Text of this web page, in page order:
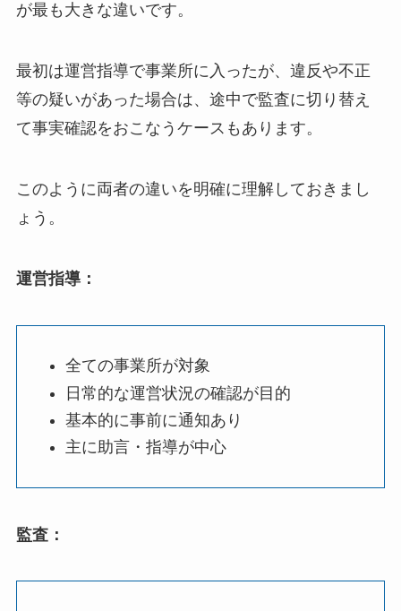
が最も大きな違いです。
最初は運営指導で事業所に入ったが、違反や不正
等の疑いがあった場合は、途中で監査に切り替え
て事実確認をおこなうケースもあります。
このように両者の違いを明確に理解しておきまし
ょう。
運営指導：
全ての事業所が対象
日常的な運営状況の確認が目的
基本的に事前に通知あり
主に助言・指導が中心
監査：